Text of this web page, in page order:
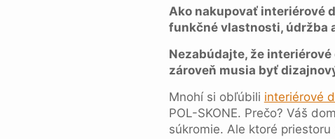
Ako nakupovať interiérové
funkčné vlastnosti, údržba
Nezabúdajte, že
zároveň musia byť
Mnohí si obľúbili interiérové
POL-SKONE. Prečo? Váš
súkromie. Ale ktoré